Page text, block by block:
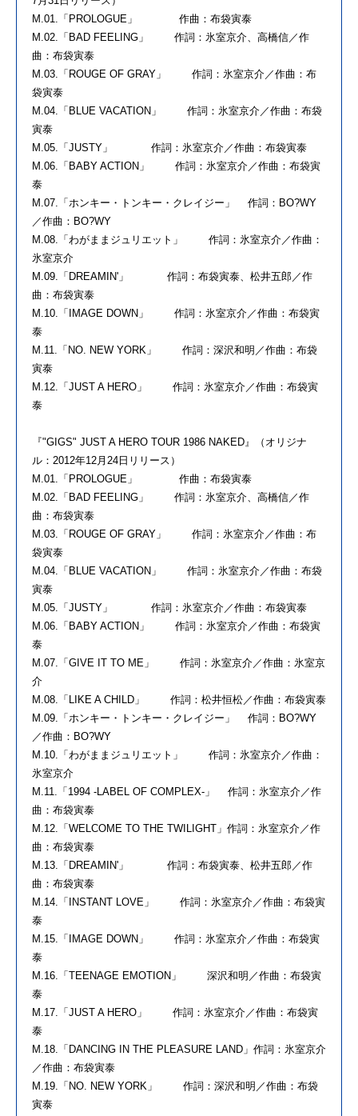
M.01.「PROLOGUE」 作曲：布袋寅泰
M.02.「BAD FEELING」 作詞：氷室京介、高橋信／作
曲：布袋寅泰
M.03.「ROUGE OF GRAY」 作詞：氷室京介／作曲：布
袋寅泰
M.04.「BLUE VACATION」 作詞：氷室京介／作曲：布袋
寅泰
M.05.「JUSTY」 作詞：氷室京介／作曲：布袋寅泰
M.06.「BABY ACTION」 作詞：氷室京介／作曲：布袋寅
泰
M.07.「ホンキー・トンキー・クレイジー」 作詞：BO?WY
／作曲：BO?WY
M.08.「わがままジュリエット」 作詞：氷室京介／作曲：
氷室京介
M.09.「DREAMIN'」 作詞：布袋寅泰、松井五郎／作
曲：布袋寅泰
M.10.「IMAGE DOWN」 作詞：氷室京介／作曲：布袋寅
泰
M.11.「NO. NEW YORK」 作詞：深沢和明／作曲：布袋
寅泰
M.12.「JUST A HERO」 作詞：氷室京介／作曲：布袋寅
泰
『"GIGS" JUST A HERO TOUR 1986 NAKED』（オリジナ
ル：2012年12月24日リリース）
M.01.「PROLOGUE」 作曲：布袋寅泰
M.02.「BAD FEELING」 作詞：氷室京介、高橋信／作
曲：布袋寅泰
M.03.「ROUGE OF GRAY」 作詞：氷室京介／作曲：布
袋寅泰
M.04.「BLUE VACATION」 作詞：氷室京介／作曲：布袋
寅泰
M.05.「JUSTY」 作詞：氷室京介／作曲：布袋寅泰
M.06.「BABY ACTION」 作詞：氷室京介／作曲：布袋寅
泰
M.07.「GIVE IT TO ME」 作詞：氷室京介／作曲：氷室京
介
M.08.「LIKE A CHILD」 作詞：松井恒松／作曲：布袋寅泰
M.09.「ホンキー・トンキー・クレイジー」 作詞：BO?WY
／作曲：BO?WY
M.10.「わがままジュリエット」 作詞：氷室京介／作曲：
氷室京介
M.11.「1994 -LABEL OF COMPLEX-」 作詞：氷室京介／作
曲：布袋寅泰
M.12.「WELCOME TO THE TWILIGHT」作詞：氷室京介／作
曲：布袋寅泰
M.13.「DREAMIN'」 作詞：布袋寅泰、松井五郎／作
曲：布袋寅泰
M.14.「INSTANT LOVE」 作詞：氷室京介／作曲：布袋寅
泰
M.15.「IMAGE DOWN」 作詞：氷室京介／作曲：布袋寅
泰
M.16.「TEENAGE EMOTION」 深沢和明／作曲：布袋寅
泰
M.17.「JUST A HERO」 作詞：氷室京介／作曲：布袋寅
泰
M.18.「DANCING IN THE PLEASURE LAND」作詞：氷室京介
／作曲：布袋寅泰
M.19.「NO. NEW YORK」 作詞：深沢和明／作曲：布袋
寅泰